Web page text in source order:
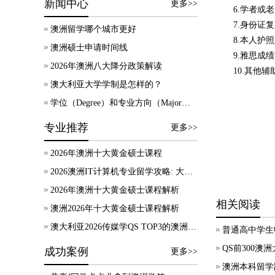
新闻中心 更多>>
澳洲留学哪个城市更好
澳洲硕士申请时间线
2026年澳洲八大降分政策解读
澳大利亚大学学制是怎样的？
学位（Degree）和专业方向（Major）有什么区别？
专业推荐 更多>>
2026年澳洲十大黄金硕士课程
2026澳洲IT计算机专业留学攻略: 大学录取、技术移民及就业方向
2026年澳洲十大黄金硕士课程解析
澳洲2026年十大黄金硕士课程解析
澳大利亚2026传媒学QS TOP3的澳洲院校，热门专业及申请要求等信息汇总！
成功案例 更多>>
6.学者或
7.身份证
8.本人护
9.雅思成
10.其他辅
相关阅读
普通高中学
QS前300澳
澳洲本科留